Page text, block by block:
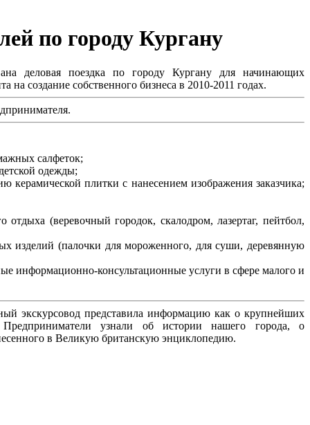
по городу Кургану
деловая поездка по городу Кургану для начинающих
создание собственного бизнеса в 2010-2011 годах.
салфеток;
одежды;
керамической плитки с нанесением изображения заказчика;
(веревочный городок, скалодром, лазертаг, пейтбол,
изделий (палочки для мороженного, для суши, деревянную
информационно-консультационные услуги в сфере малого и
экскурсовод представила информацию как о крупнейших
узнали об истории нашего города, о
в Великую британскую энциклопедию.